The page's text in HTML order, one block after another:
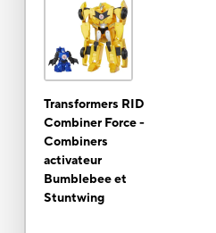
Transformers RID
Combiner Force -
Combiners
activateur
Bumblebee et
Stuntwing